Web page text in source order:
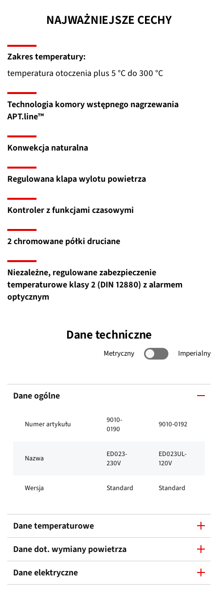
NAJWAŻNIEJSZE CECHY
Zakres temperatury:
temperatura otoczenia plus 5 °C do 300 °C
Technologia komory wstępnego nagrzewania
APT.line™
Konwekcja naturalna
Regulowana klapa wylotu powietrza
Kontroler z funkcjami czasowymi
2 chromowane półki druciane
Niezależne, regulowane zabezpieczenie
temperaturowe klasy 2 (DIN 12880) z alarmem
optycznym
Dane techniczne
Metryczny Imperialny
Dane ogólne
Numer artykułu
9010-
0190
9010-0192
Nazwa
ED023-
230V
ED023UL-
120V
Wersja Standard Standard
Dane temperaturowe
Dane dot. wymiany powietrza
Dane elektryczne